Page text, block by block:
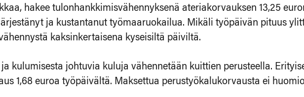
hakee tulonhankkimisvähennyksenä ateriakorvauksen 13,25
ja kustantanut työmaaruokailua. Mikäli työpäivän pituus
kaksinkertaisena kyseisiltä päiviltä.
kulumisesta johtuvia kuluja vähennetään kuittien perusteella.
1,68 euroa työpäivältä. Maksettua perustyökalukorvausta ei